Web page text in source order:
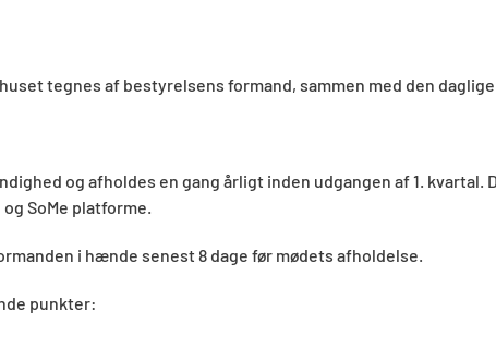
tegnes af bestyrelsens formand, sammen med den
og afholdes en gang årligt inden udgangen af 1.
SoMe platforme.
i hænde senest 8 dage før mødets afholdelse.
punkter: